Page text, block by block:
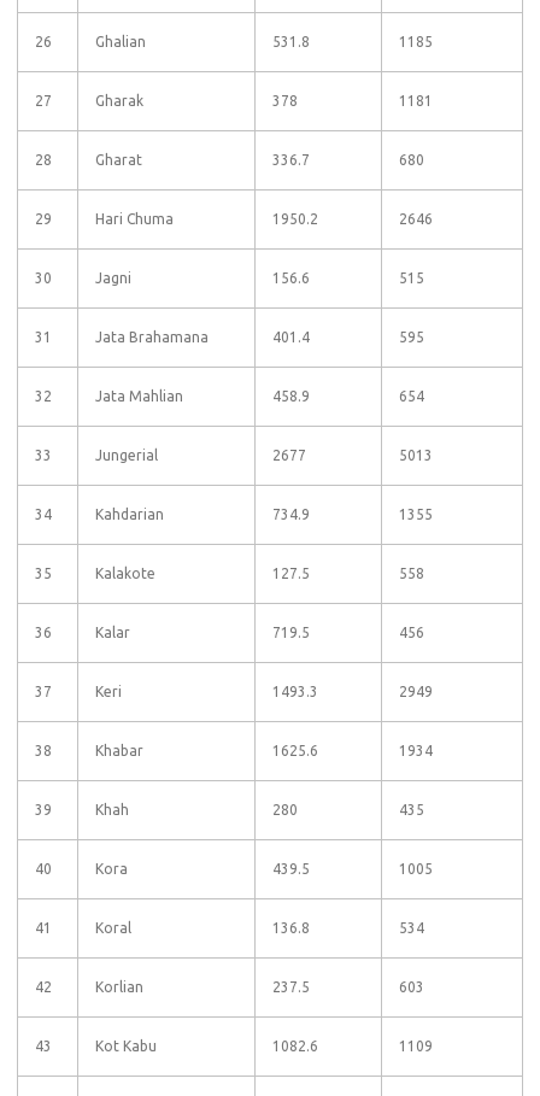
26 Ghalian 531.8 1185
27 Gharak 378 1181
28 Gharat 336.7 680
29 Hari Chuma 1950.2 2646
30 Jagni 156.6 515
31 Jata Brahamana 401.4 595
32 Jata Mahlian 458.9 654
33 Jungerial 2677 5013
34 Kahdarian 734.9 1355
35 Kalakote 127.5 558
36 Kalar 719.5 456
37 Keri 1493.3 2949
38 Khabar 1625.6 1934
39 Khah 280 435
40 Kora 439.5 1005
41 Koral 136.8 534
42 Korlian 237.5 603
43 Kot Kabu 1082.6 1109